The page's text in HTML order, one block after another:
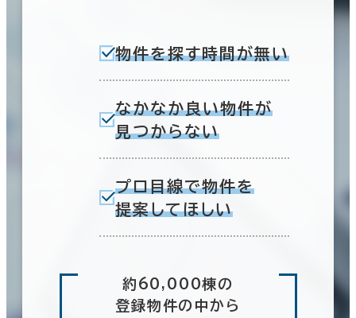
物件を探す時間が無い
なかなか良い物件が
見つからない
プロ目線で物件を
提案してほしい
約60,000棟の
登録物件の中から